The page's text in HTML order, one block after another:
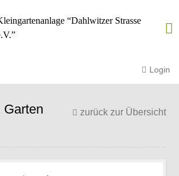
“Dahlwitzer Strasse
Login
Garten zurück zur Übersicht